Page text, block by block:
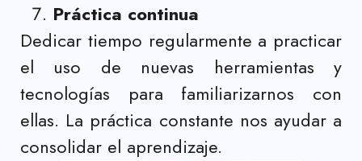
Práctica continua
Dedicar tiempo regularmente a practicar
el uso de nuevas herramientas y
tecnologías para familiarizarnos con
ellas. La práctica constante nos ayudar a
consolidar el aprendizaje.